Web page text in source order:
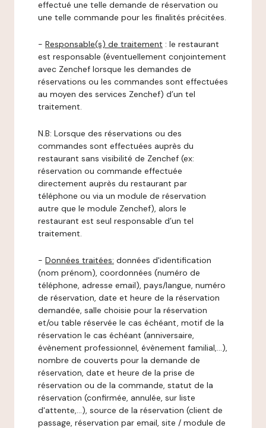
effectué une telle demande de réservation ou
une telle commande pour les finalités précitées.
- Responsable(s) de traitement : le restaurant
est responsable (éventuellement conjointement
avec Zenchef lorsque les demandes de
réservations ou les commandes sont effectuées
au moyen des services Zenchef) d’un tel
traitement.
N.B: Lorsque des réservations ou des
commandes sont effectuées auprès du
restaurant sans visibilité de Zenchef (ex:
réservation ou commande effectuée
directement auprès du restaurant par
téléphone ou via un module de réservation
autre que le module Zenchef), alors le
restaurant est seul responsable d’un tel
traitement.
- Données traitées: données d'identification
(nom prénom), coordonnées (numéro de
téléphone, adresse email), pays/langue, numéro
de réservation, date et heure de la réservation
demandée, salle choisie pour la réservation
et/ou table réservée le cas échéant, motif de la
réservation le cas échéant (anniversaire,
évènement professionnel, évènement familial,…),
nombre de couverts pour la demande de
réservation, date et heure de la prise de
réservation ou de la commande, statut de la
réservation (confirmée, annulée, sur liste
d'attente,…), source de la réservation (client de
passage, réservation par email, site / module de